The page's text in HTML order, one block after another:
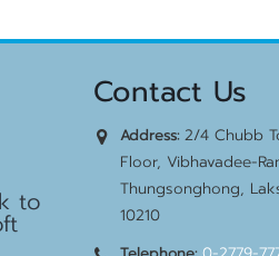
to
Contact Us
Address:2/4 Chubb
Floor, Vibhavadee-
Thungsonghong,
10210